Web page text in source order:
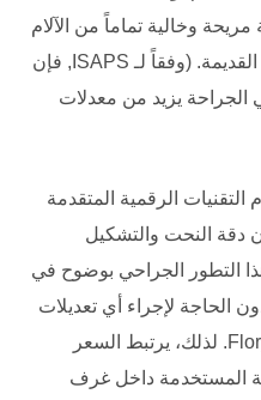
مريحة وخالية تماماً من الآلام
(وفقاً لـ ISAPS , فإن
الجراحة يزيد من معدلات
الرقمية المتقدمة
دقة النحت والتشكيل
التطور الجراحي بوضوح في
الحاجة لإجراء أي تعديلات
. لذلك، يرتبط السعر
المستخدمة داخل غرف